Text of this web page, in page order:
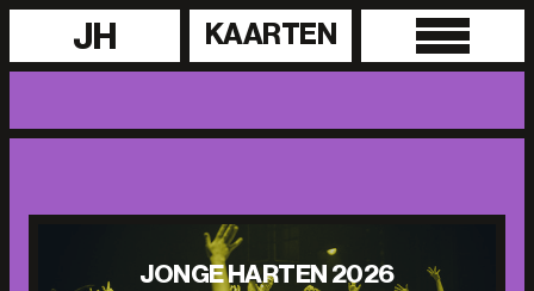
JH KAARTEN
JONGE HARTEN 2026